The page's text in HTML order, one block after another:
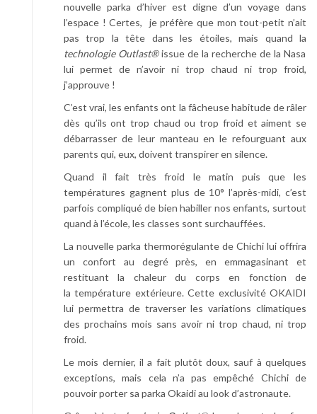
nouvelle parka d’hiver est digne d’un voyage dans
l’espace ! Certes, je préfère que mon tout-petit n’ait
pas trop la tête dans les étoiles, mais quand la
technologie Outlast®issue de la recherche de la Nasa
lui permet de n’avoir ni trop chaud ni trop froid,
j’approuve !
C’est vrai, les enfants ont la fâcheuse habitude de râler
dès qu’ils ont trop chaud ou trop froid et aiment se
débarrasser de leur manteau en le refourguant aux
parents qui, eux, doivent transpirer en silence.
Quand il fait très froid le matin puis que les
températures gagnent plus de 10° l’après-midi, c’est
parfois compliqué de bien habiller nos enfants, surtout
quand à l’école, les classes sont surchauffées.
La nouvelle parka thermorégulante de Chichi lui offrira
un confort au degré près, en emmagasinant et
restituant la chaleur du corps en fonction de
la température extérieure. Cette exclusivité OKAIDI
lui permettra de traverser les variations climatiques
des prochains mois sans avoir ni trop chaud, ni trop
froid.
Le mois dernier, il a fait plutôt doux, sauf à quelques
exceptions, mais cela n’a pas empêché Chichi de
pouvoir porter sa parka Okaidi au look d’astronaute.